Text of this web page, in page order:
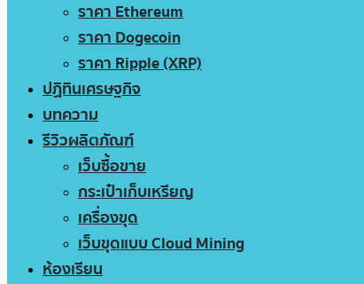
ราคา Ethereum
ราคา Dogecoin
ราคา Ripple (XRP)
ปฏิทินเศรษฐกิจ
บทความ
รีวิวผลิตภัณฑ์
เว็บซื้อขาย
กระเป๋าเก็บเหรียญ
เครื่องขุด
เว็บขุดแบบ Cloud Mining
ห้องเรียน